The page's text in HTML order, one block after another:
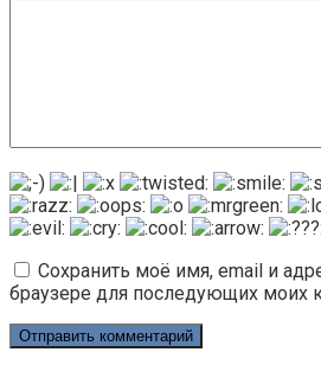
Сохранить моё имя, email и
браузере для последующих моих